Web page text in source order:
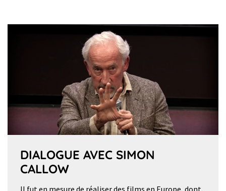
DIALOGUE AVEC SIMON
CALLOW